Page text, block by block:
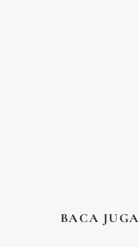
BACA JUGA